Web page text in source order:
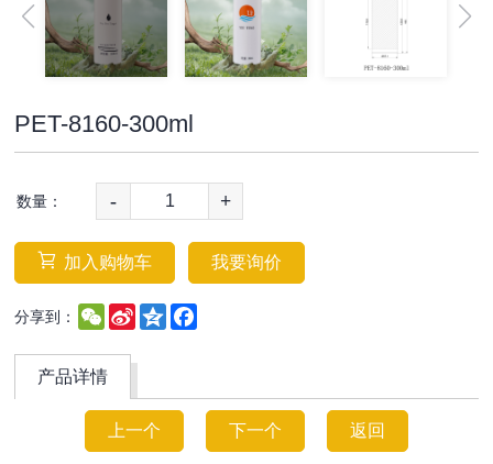
PET-8160-300ml
数量： - +
加入购物车 我要询价
分享到： WeChat
Sina
Weibo
Qzone
产品详情
上一个 下一个 返回